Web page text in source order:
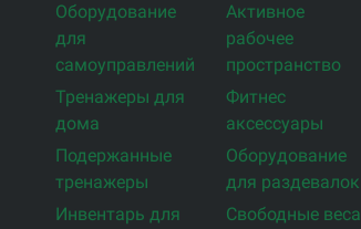
Оборудование
для
самоуправлений
Тренажеры для
дома
Подержанные
тренажеры
Инвентарь для
Активное
рабочее
пространство
Фитнес
аксессуары
Оборудование
для раздевалок
Свободные веса